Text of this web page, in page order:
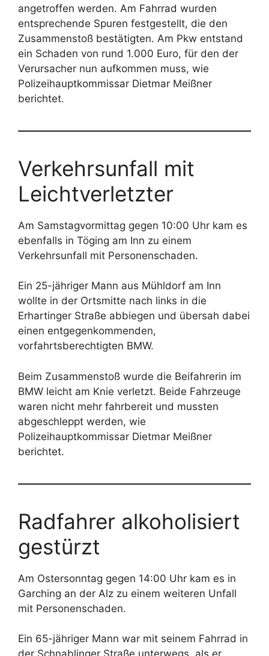
angetroffen werden. Am Fahrrad wurden
entsprechende Spuren festgestellt, die den
Zusammenstoß bestätigten. Am Pkw entstand
ein Schaden von rund 1.000 Euro, für den der
Verursacher nun aufkommen muss, wie
Polizeihauptkommissar Dietmar Meißner
berichtet.
Verkehrsunfall mit
Leichtverletzter
Am Samstagvormittag gegen 10:00 Uhr kam es
ebenfalls in Töging am Inn zu einem
Verkehrsunfall mit Personenschaden.
Ein 25-jähriger Mann aus Mühldorf am Inn
wollte in der Ortsmitte nach links in die
Erhartinger Straße abbiegen und übersah dabei
einen entgegenkommenden,
vorfahrtsberechtigten BMW.
Beim Zusammenstoß wurde die Beifahrerin im
BMW leicht am Knie verletzt. Beide Fahrzeuge
waren nicht mehr fahrbereit und mussten
abgeschleppt werden, wie
Polizeihauptkommissar Dietmar Meißner
berichtet.
Radfahrer alkoholisiert
gestürzt
Am Ostersonntag gegen 14:00 Uhr kam es in
Garching an der Alz zu einem weiteren Unfall
mit Personenschaden.
Ein 65-jähriger Mann war mit seinem Fahrrad in
der Schnablinger Straße unterwegs, als er